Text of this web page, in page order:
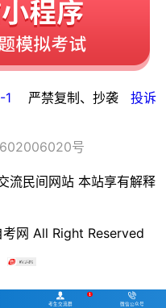
1 严禁复制、抄袭 投诉
号
流民间网站 本站享有解释
网 All Right Reserved

1
考生交流群

微信公众号